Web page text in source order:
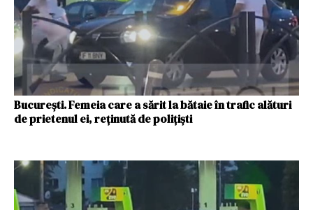
Bucureşti. Femeia care a sărit la bătaie în trafic alături
de prietenul ei, reţinută de poliţişti